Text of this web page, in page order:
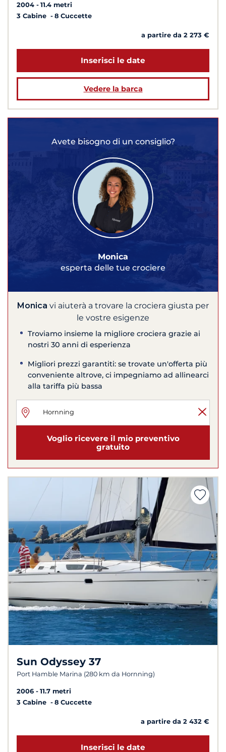
2004
11.4 metri
3 Cabine
8 Cuccette
a partire da 2 273 €
Inserisci le date
Vedere la barca
Avete bisogno di un consiglio?
Monica
esperta delle tue crociere
Monica vi aiuterà a trovare la crociera giusta per
le vostre esigenze
Troviamo insieme la migliore crociera grazie ai
nostri 30 anni di esperienza
Migliori prezzi garantiti: se trovate un'offerta più
conveniente altrove, ci impegniamo ad allinearci
alla tariffa più bassa
Voglio ricevere il mio preventivo
gratuito
Sun Odyssey 37
Port Hamble Marina (280 km da Hornning)
2006
11.7 metri
3 Cabine
8 Cuccette
a partire da 2 432 €
Inserisci le date